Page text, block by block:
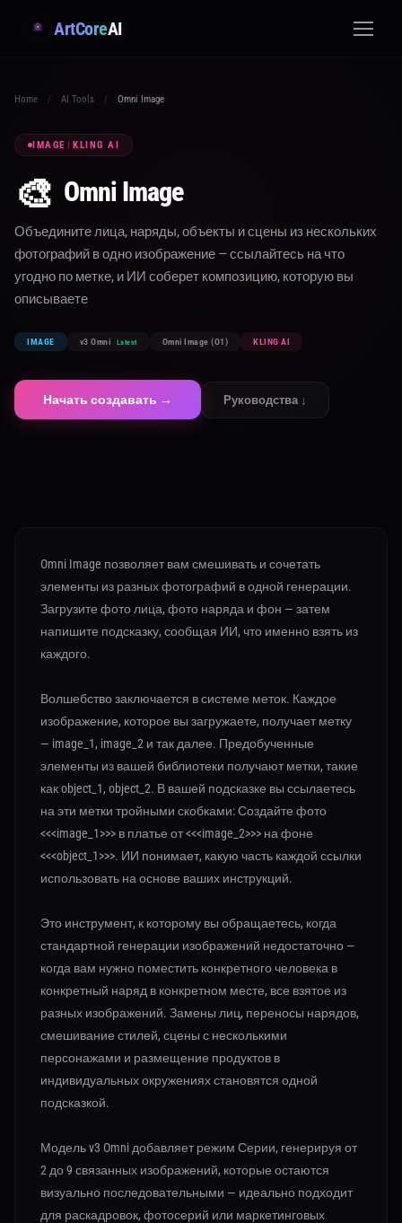
ArtCoreAI
Home / AI Tools / Omni Image
IMAGE | KLING AI
🎨 Omni Image
Объедините лица, наряды, объекты и сцены из нескольких
фотографий в одно изображение — ссылайтесь на что
угодно по метке, и ИИ соберет композицию, которую вы
описываете
IMAGE v3 Omni Latest Omni Image (O1) KLING AI
Начать создавать → Руководства ↓
Omni Image позволяет вам смешивать и сочетать
элементы из разных фотографий в одной генерации.
Загрузите фото лица, фото наряда и фон — затем
напишите подсказку, сообщая ИИ, что именно взять из
каждого.
Волшебство заключается в системе меток. Каждое
изображение, которое вы загружаете, получает метку
— image_1, image_2 и так далее. Предобученные
элементы из вашей библиотеки получают метки, такие
как object_1, object_2. В вашей подсказке вы ссылаетесь
на эти метки тройными скобками: Создайте фото
<<<image_1>>> в платье от <<<image_2>>> на фоне
<<<object_1>>>. ИИ понимает, какую часть каждой ссылки
использовать на основе ваших инструкций.
Это инструмент, к которому вы обращаетесь, когда
стандартной генерации изображений недостаточно —
когда вам нужно поместить конкретного человека в
конкретный наряд в конкретном месте, все взятое из
разных изображений. Замены лиц, переносы нарядов,
смешивание стилей, сцены с несколькими
персонажами и размещение продуктов в
индивидуальных окружениях становятся одной
подсказкой.
Модель v3 Omni добавляет режим Серии, генерируя от
2 до 9 связанных изображений, которые остаются
визуально последовательными — идеально подходит
для раскадровок, фотосерий или маркетинговых